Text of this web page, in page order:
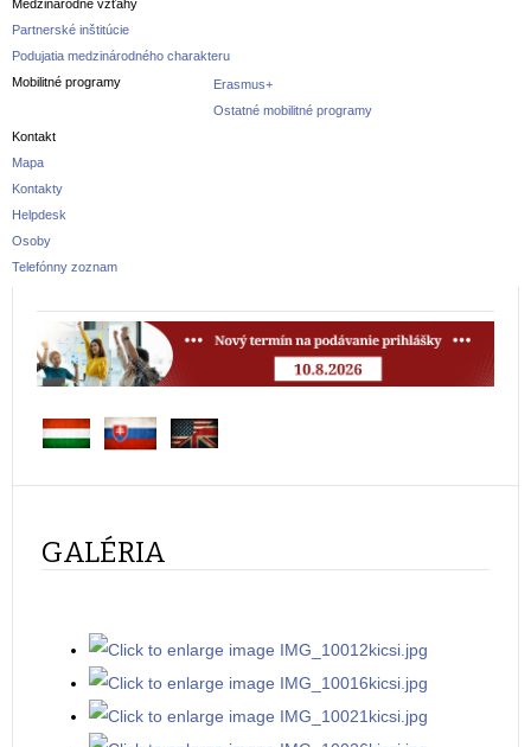
Medzinárodné vzťahy
Partnerské inštitúcie
Podujatia medzinárodného charakteru
Mobilitné programy
Erasmus+
Ostatné mobilitné programy
Kontakt
Mapa
Kontakty
Helpdesk
Osoby
Telefónny zoznam
GALÉRIA